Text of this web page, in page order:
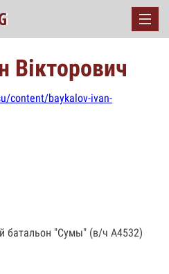
Вікторович
content/baykalov-ivan-
батальон "Сумы" (в/ч А4532)